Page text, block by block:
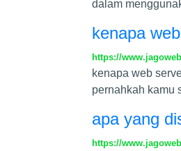
dalam
kenapa
https://
kenapa web
pernahkah kamu
apa yang
https://